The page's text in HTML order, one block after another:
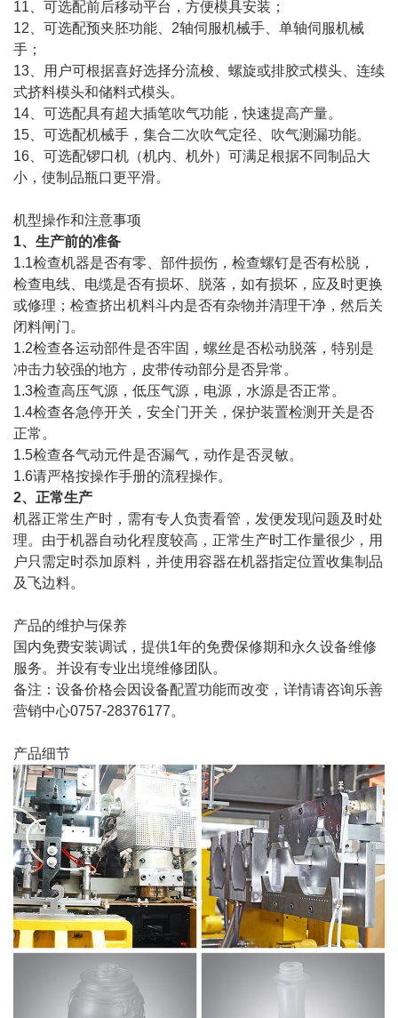
11、可选配前后移动平台，方便模具安装；
12、可选配预夹胚功能、2轴伺服机械手、单轴伺服机械
手；
13、用户可根据喜好选择分流梭、螺旋或排胶式模头、连续
式挤料模头和储料式模头。
14、可选配具有超大插笔吹气功能，快速提高产量。
15、可选配机械手，集合二次吹气定径、吹气测漏功能。
16、可选配锣口机（机内、机外）可满足根据不同制品大
小，使制品瓶口更平滑。
机型操作和注意事项
1、生产前的准备
1.1检查机器是否有零、部件损伤，检查螺钉是否有松脱，
检查电线、电缆是否有损坏、脱落，如有损坏，应及时更换
或修理；检查挤出机料斗内是否有杂物并清理干净，然后关
闭料闸门。
1.2检查各运动部件是否牢固，螺丝是否松动脱落，特别是
冲击力较强的地方，皮带传动部分是否异常。
1.3检查高压气源，低压气源，电源，水源是否正常。
1.4检查各急停开关，安全门开关，保护装置检测开关是否
正常。
1.5检查各气动元件是否漏气，动作是否灵敏。
1.6请严格按操作手册的流程操作。
2、正常生产
机器正常生产时，需有专人负责看管，发便发现问题及时处
理。由于机器自动化程度较高，正常生产时工作量很少，用
户只需定时忝加原料，并使用容器在机器指定位置收集制品
及飞边料。
产品的维护与保养
国内免费安装调试，提供1年的免费保修期和永久设备维修
服务。并设有专业出境维修团队。
备注：设备价格会因设备配置功能而改变，详情请咨询乐善
营销中心0757-28376177。
产品细节